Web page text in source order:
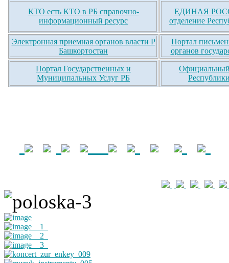
КТО есть КТО в РБ справочно-
информационный ресурс
ЕДИНАЯ
отделение
Электронная приемная органов власти Р
Башкортостан
Портал
органов
Портал Государственных и
Муниципальных Услуг РБ
Официальный